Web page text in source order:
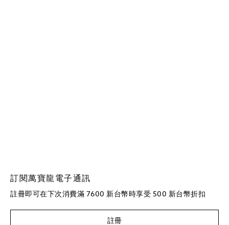
訂閱萬寶龍電子通訊
註冊即可在下次消費滿 7600 新台幣時享受 500 新台幣折扣
註冊